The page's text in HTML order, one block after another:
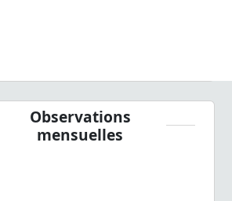
Observations
mensuelles